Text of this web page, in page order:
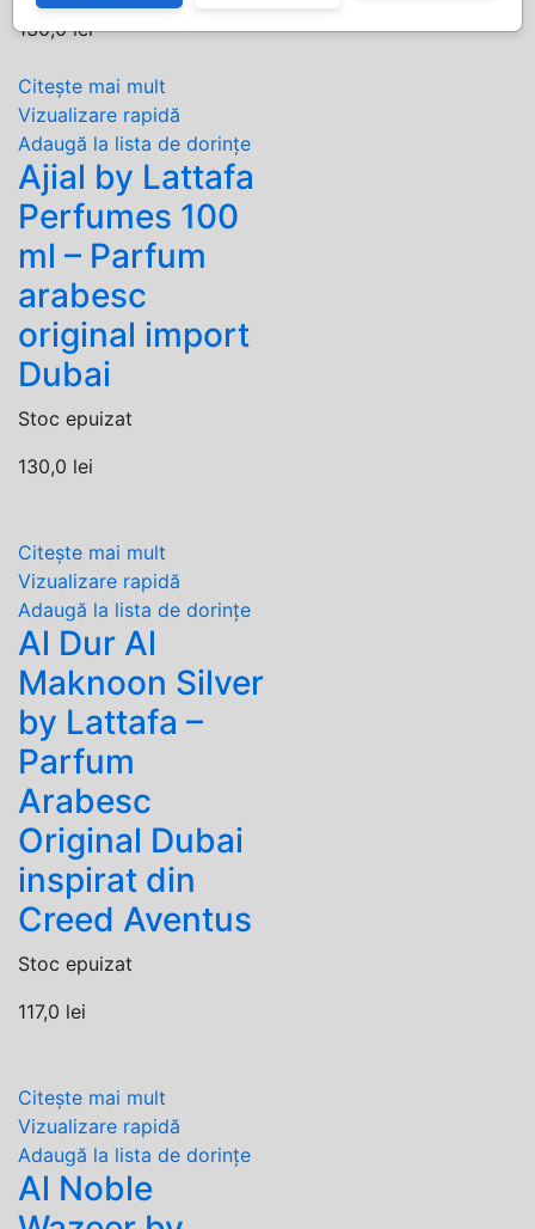
130,0lei
Citește mai mult
Vizualizare rapidă
Adaugă la lista de dorințe
Ajial by Lattafa
Perfumes 100
ml – Parfum
arabesc
original import
Dubai
Stoc epuizat
130,0 lei
Citește mai mult
Vizualizare rapidă
Adaugă la lista de dorințe
Al Dur Al
Maknoon Silver
by Lattafa –
Parfum
Arabesc
Original Dubai
inspirat din
Creed Aventus
Stoc epuizat
117,0 lei
Citește mai mult
Vizualizare rapidă
Adaugă la lista de dorințe
Al Noble